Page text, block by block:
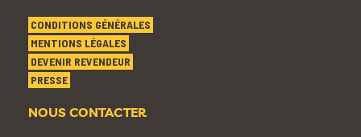
CONDITIONS GÉNÉRALES
MENTIONS LÉGALES
DEVENIR REVENDEUR
PRESSE
NOUS CONTACTER